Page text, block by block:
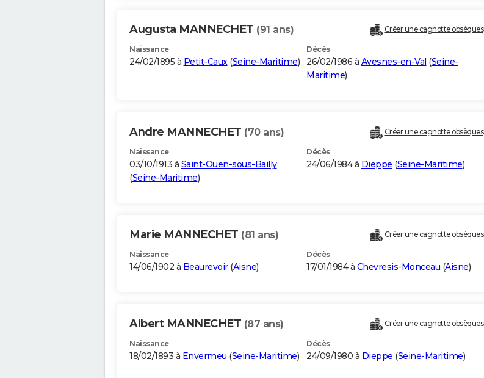
Augusta MANNECHET (91 ans) Créer une cagnotte obsèques
Naissance
24/02/1895 à Petit-Caux(Seine-Maritime)
Décès
26/02/1986 à Avesnes-en-Val (Seine-
Maritime)
Andre MANNECHET (70 ans) Créer une cagnotte obsèques
Naissance
03/10/1913 à Saint-Ouen-sous-Bailly
(Seine-Maritime)
Décès
24/06/1984 à Dieppe (Seine-Maritime)
Marie MANNECHET (81 ans) Créer une cagnotte obsèques
Naissance
14/06/1902 à Beaurevoir(Aisne)
Décès
17/01/1984 à Chevresis-Monceau (Aisne)
Albert MANNECHET (87 ans) Créer une cagnotte obsèques
Naissance
18/02/1893 à Envermeu (Seine-Maritime)
Décès
24/09/1980 à Dieppe (Seine-Maritime)